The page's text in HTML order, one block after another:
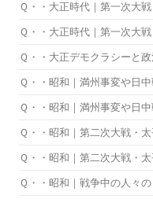
Ｑ・・大正時代｜第一次大戦
Ｑ・・大正時代｜第一次大戦
Ｑ・・大正デモクラシーと政
Ｑ・・昭和｜満州事変や日中
Ｑ・・昭和｜満州事変や日中
Ｑ・・昭和｜第二次大戦・
Ｑ・・昭和｜第二次大戦・
Ｑ・・昭和｜戦争中の人々の